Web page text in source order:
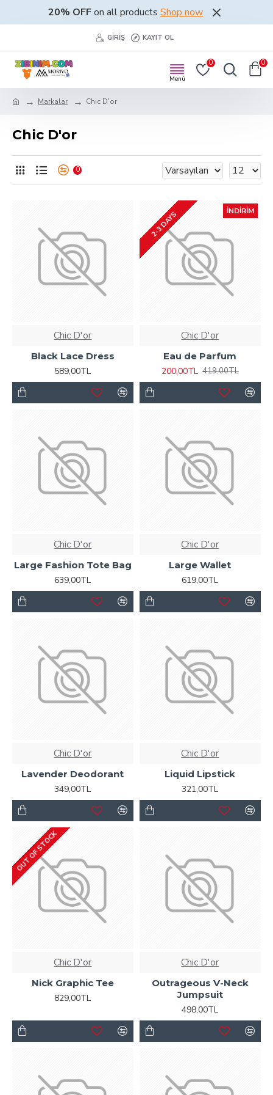
20% OFFon all products Shop now
GIRIŞ KAYIT OL
0 0
Markalar Chic D'or
Chic D'or
0
Chic D'or
Black Lace Dress
589,00TL
İNDIRIM
2-3 DAYS
Chic D'or
Eau de Parfum
200,00TL 419,00TL
Chic D'or
Large Fashion Tote Bag
639,00TL
Chic D'or
Large Wallet
619,00TL
Chic D'or
Lavender Deodorant
349,00TL
Chic D'or
Liquid Lipstick
321,00TL
OUT OF STOCK
Chic D'or
Nick Graphic Tee
829,00TL
Chic D'or
Outrageous V-Neck
Jumpsuit
498,00TL